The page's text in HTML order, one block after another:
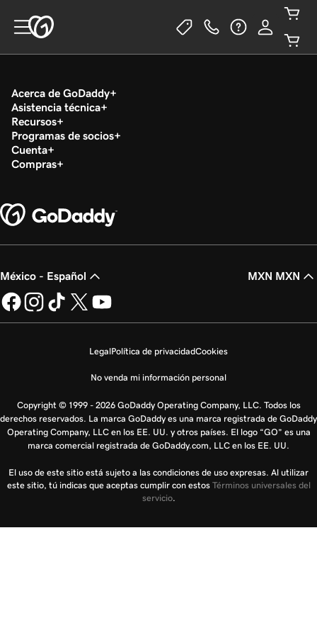
Acerca de GoDaddy
Asistencia técnica
Recursos
Programas de socios
Cuenta
Compras
México - Español MXN MXN
LegalPolítica de privacidadCookies
No venda mi información personal
Copyright © 1999 - 2026 GoDaddy Operating Company, LLC. Todos los
derechos reservados. La marca GoDaddy es una marca registrada de GoDaddy
Operating Company, LLC en los EE. UU. y otros países. El logo “GO” es una
marca comercial registrada de GoDaddy.com, LLC en los EE. UU.
El uso de este sitio está sujeto a las condiciones de uso expresas. Al utilizar
este sitio, tú indicas que aceptas cumplir con estos Términos universales del
servicio.